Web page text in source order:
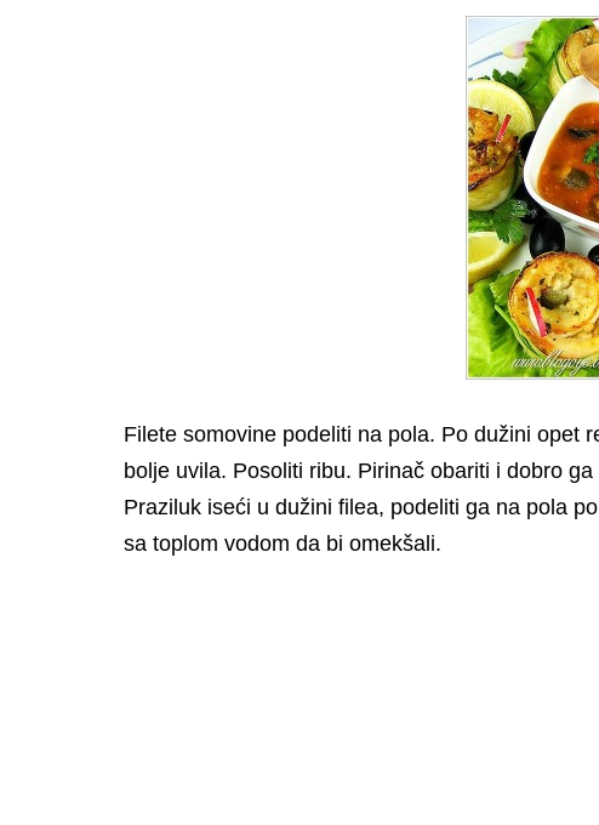
Filete somovine podeliti na pola. Po dužini opet
bolje uvila. Posoliti ribu. Pirinač obariti i dobro
Praziluk iseći u dužini filea, podeliti ga na pola
sa toplom vodom da bi omekšali.